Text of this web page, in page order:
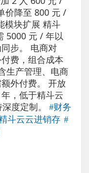
价降至 800 元 /
模块扩展 精斗
5000 元 / 年以
步。 电商对
费，组合成本
生产管理、电商
外付费。 开放
，低于精斗云
度定制。
#财务
斗云云进销存 #